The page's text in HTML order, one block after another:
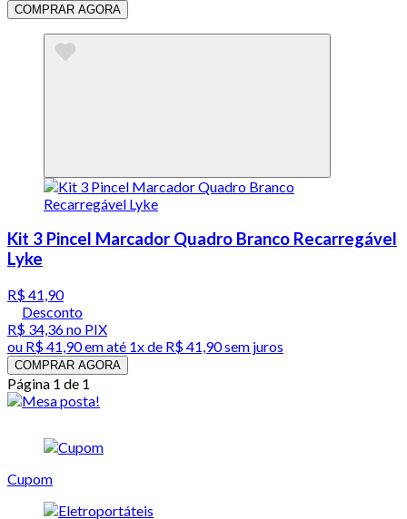
COMPRAR AGORA
Kit 3 Pincel Marcador Quadro Branco Recarregável
Lyke
R$ 41,90
Desconto
R$ 34,36no PIX
ou R$ 41,90em até 1x de R$ 41,90sem juros
COMPRAR AGORA
Página 1 de 1
Cupom